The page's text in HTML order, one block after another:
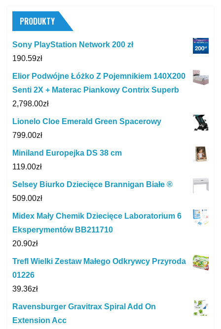
PRODUKTY
Sony PlayStation Network 200 zł
190.59zł
Elior Podwójne Łóżko Z Pojemnikiem 140X200
Senti 2X + Materac Piankowy Contrix Superb
2,798.00zł
Lionelo Cloe Emerald Green Spacerowy
799.00zł
Miniland Europejka DS 38 cm
119.00zł
Selsey Biurko Dziecięce Brannigan Białe ®
509.00zł
Midex Mały Chemik Dziecięce Laboratorium 6
Eksperymentów BB211710
20.90zł
Trefl Wielki Zestaw Małego Odkrywcy Przyroda
01226
39.36zł
Ravensburger Gravitrax Spiral Add On
Extension Acc